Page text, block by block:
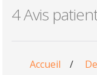
4 Avis
Accueil /